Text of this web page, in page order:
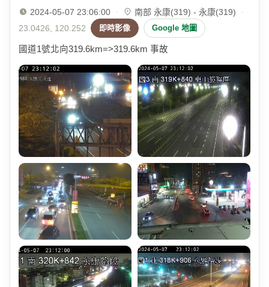
2024-05-07 23:06:00 · 南部 永康(319) - 永康(319)
·
23.0426, 120.252
即時影像 Google 地圖
國道1號北向319.6km=>319.6km 事故